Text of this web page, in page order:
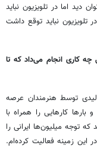
اما در تلویزیون نباید
نباید توقع داشت
چه کاری انجام می‌داد که تا
توسط هنرمندان عرصه
کارهایی را همراه با
توجه میلیون‌ها ایرانی را
زمینه فعالیت کرده‌ام.